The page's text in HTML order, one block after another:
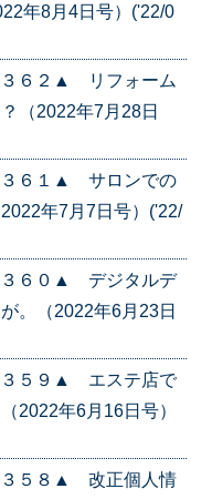
年8月4日号）('22/0
３６２▲ リフォーム
（2022年7月28日
３６１▲ サロンでの
年7月7日号）('22/
３６０▲ デジタルデ
。（2022年6月23日
３５９▲ エステ店で
2022年6月16日号）
３５８▲ 改正個人情